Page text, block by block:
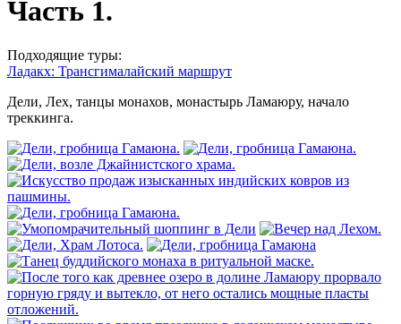
Часть 1.
Подходящие туры:
Ладакх: Трансгималайский маршрут
Дели, Лех, танцы монахов, монастырь Ламаюру, начало
треккинга.